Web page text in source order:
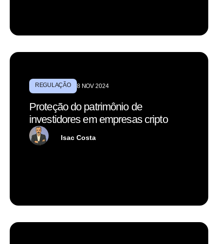
REGULAÇÃO 8 NOV 2024
Proteção do patrimônio de
investidores em empresas cripto
Isac Costa